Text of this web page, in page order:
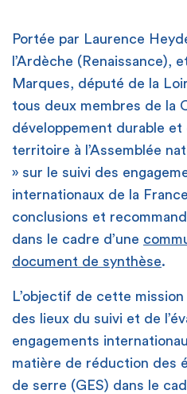
Portée par Laurence
l’Ardèche (Renaissance),
Marques, député de la
tous deux membres de la
développement durable et
territoire à l’Assemblée
» sur le suivi des
internationaux de la
conclusions et
dans le cadre d’une
document de synthèse.
L’objectif de cette
des lieux du suivi et de
engagements
matière de réduction des
de serre (GES) dans le